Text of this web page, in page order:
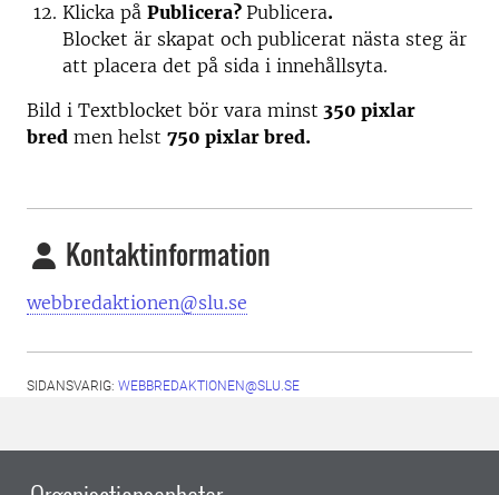
Klicka på Publicera? Publicera.
Blocket är skapat och publicerat nästa steg är
att placera det på sida i innehållsyta.
Bild i Textblocket bör vara minst 350 pixlar
bred men helst 750 pixlar bred.
Kontaktinformation
webbredaktionen@slu.se
SIDANSVARIG: WEBBREDAKTIONEN@SLU.SE